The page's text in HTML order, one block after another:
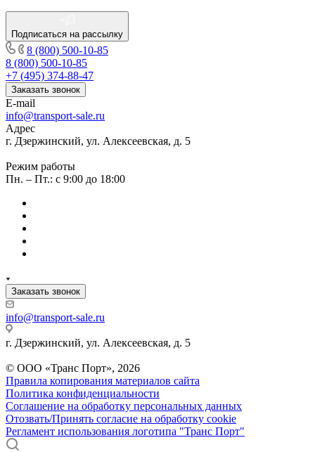
Подписаться на рассылку
8 (800) 500-10-85
8 (800) 500-10-85
+7 (495) 374-88-47
Заказать звонок
E-mail
info@transport-sale.ru
Адрес
г. Дзержинский, ул. Алексеевская, д. 5
Режим работы
Пн. – Пт.: с 9:00 до 18:00
Заказать звонок
info@transport-sale.ru
г. Дзержинский, ул. Алексеевская, д. 5
© ООО «Транс Порт», 2026
Правила копирования материалов сайта
Политика конфиденциальности
Соглашение на обработку персональных данных
Отозвать/Принять согласие на обработку cookie
Регламент использования логотипа "Транс Порт"